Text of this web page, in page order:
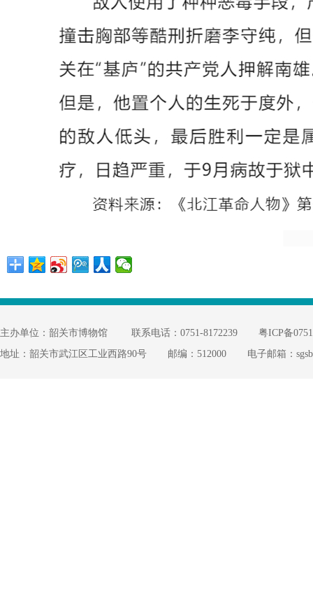
主办单位：韶关市博物馆 联系电话：0751-8172239
粤ICP备
地址：韶关市武江区工业西路90号
邮编：512000 电子邮箱：